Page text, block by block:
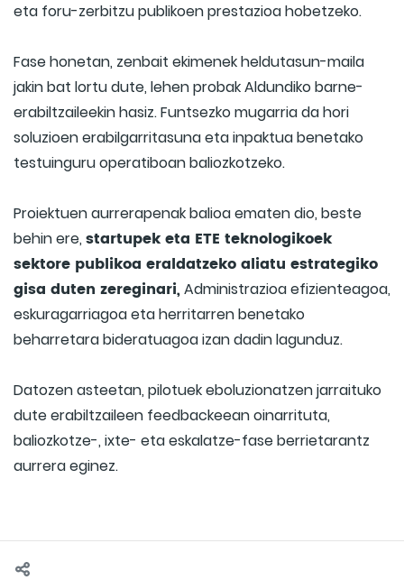
eta foru-zerbitzu publikoen prestazioa hobetzeko.
Fase honetan, zenbait ekimenek heldutasun-maila
jakin bat lortu dute, lehen probak Aldundiko barne-
erabiltzaileekin hasiz. Funtsezko mugarria da hori
soluzioen erabilgarritasuna eta inpaktua benetako
testuinguru operatiboan baliozkotzeko.
Proiektuen aurrerapenak balioa ematen dio, beste
behin ere, startupek eta ETE teknologikoek
sektore publikoa eraldatzeko aliatu estrategiko
gisa duten zereginari,Administrazioa efizienteagoa,
eskuragarriagoa eta herritarren benetako
beharretara bideratuagoa izan dadin lagunduz.
Datozen asteetan, pilotuek eboluzionatzen jarraituko
dute erabiltzaileen feedbackeean oinarrituta,
baliozkotze-, ixte- eta eskalatze-fase berrietarantz
aurrera eginez.